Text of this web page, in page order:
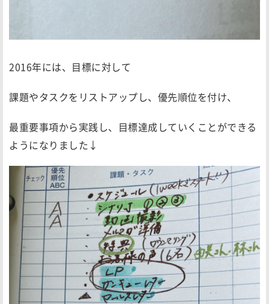
2016年には、目標に対して
課題やタスクをリストアップし、優先順位を付け、
最重要事項から実践し、目標達成していくことができる
ようになりました↓